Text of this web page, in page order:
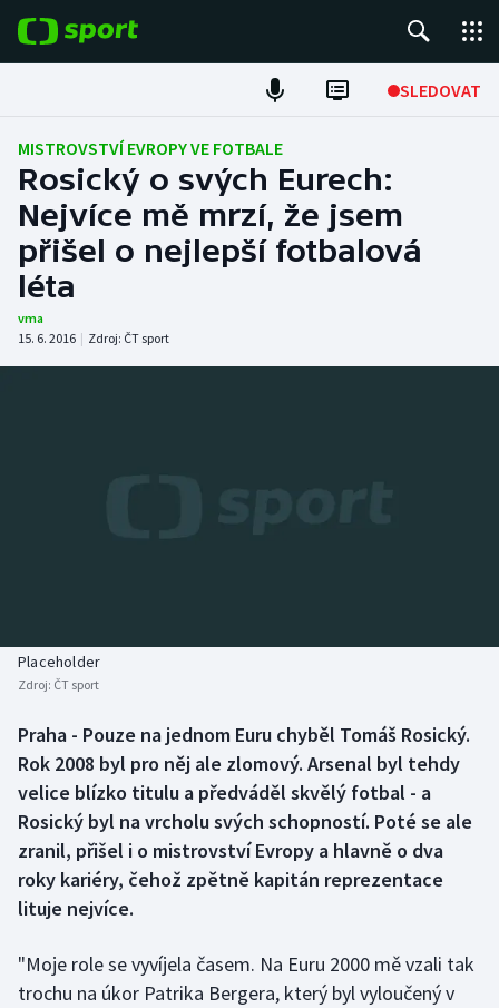
SLEDOVAT
Fotbal
Hokej
Tenis
Atletika
Boby a skeleton
Box
Curling
Dostihy
Florbal
Golf
AZ kvíz
MISTROVSTVÍ EVROPY VE FOTBALE
Rosický o svých Eurech:
Nejvíce mě mrzí, že jsem
přišel o nejlepší fotbalová
léta
vma
15. 6. 2016 | Zdroj: ČT sport
Placeholder
Zdroj: ČT sport
Praha - Pouze na jednom Euru chyběl Tomáš Rosický.
Rok 2008 byl pro něj ale zlomový. Arsenal byl tehdy
velice blízko titulu a předváděl skvělý fotbal - a
Rosický byl na vrcholu svých schopností. Poté se ale
zranil, přišel i o mistrovství Evropy a hlavně o dva
roky kariéry, čehož zpětně kapitán reprezentace
lituje nejvíce.
"Moje role se vyvíjela časem. Na Euru 2000 mě vzali tak
trochu na úkor Patrika Bergera, který byl vyloučený v